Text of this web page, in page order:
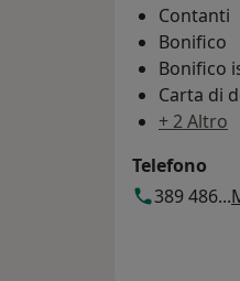
Contanti
Bonifico
Bonifico
Carta di
+ 2 Altro
Telefono
389 486...